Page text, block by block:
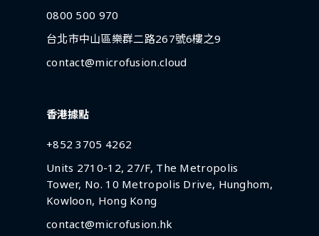
0800 500 970
台北市中山區樂群二路267號6樓之9
contact@microfusion.cloud
香港據點
+852 3705 4262
Units 2710-12, 27/F, The Metropolis
Tower, No. 10 Metropolis Drive, Hunghom,
Kowloon, Hong Kong
contact@microfusion.hk